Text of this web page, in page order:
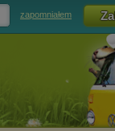
zapomniałem